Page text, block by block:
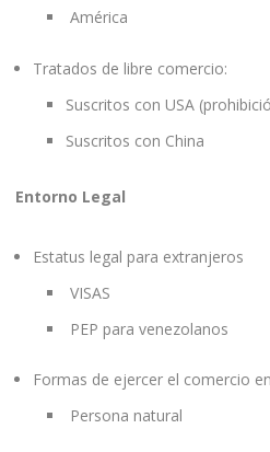
América
Tratados de libre comercio:
Suscritos con USA
Suscritos con China
Entorno Legal
Estatus legal para extranjeros
VISAS
PEP para venezolanos
Formas de ejercer el comercio
Persona natural